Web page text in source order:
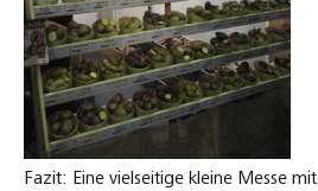
Fazit: Eine vielseitige kleine Messe